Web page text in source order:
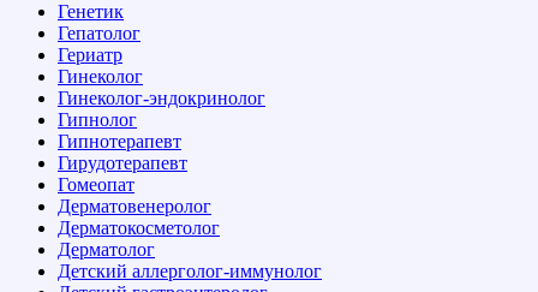
Генетик
Гепатолог
Гериатр
Гинеколог
Гинеколог-эндокринолог
Гипнолог
Гипнотерапевт
Гирудотерапевт
Гомеопат
Дерматовенеролог
Дерматокосметолог
Дерматолог
Детский аллерголог-иммунолог